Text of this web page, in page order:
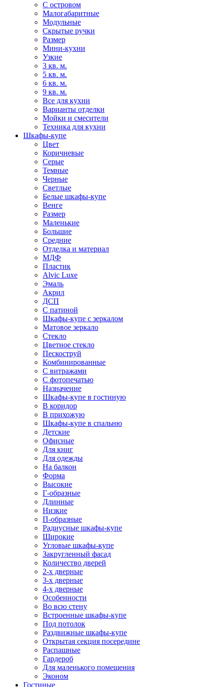
С островом
Малогабаритные
Модульные
Скрытые ручки
Размер
Мини-кухни
Узкие
3 кв. м.
5 кв. м.
6 кв. м.
9 кв. м.
Все для кухни
Варианты отделки
Мойки и смесители
Техника для кухни
Шкафы-купе
Цвет
Коричневые
Серые
Темные
Черные
Светлые
Белые шкафы-купе
Венге
Размер
Маленькие
Большие
Средние
Отделка и материал
МДФ
Пластик
Alvic Luxe
Эмаль
Акрил
ДСП
С патиной
Шкафы-купе с зеркалом
Матовое зеркало
Стекло
Цветное стекло
Пескоструй
Комбинированные
С витражами
С фотопечатью
Назначение
Шкафы-купе в гостиную
В коридор
В прихожую
Шкафы-купе в спальню
Детские
Офисные
Для книг
Для одежды
На балкон
Форма
Высокие
Г-образные
Длинные
Низкие
П-образные
Радиусные шкафы-купе
Широкие
Угловые шкафы-купе
Закругленный фасад
Количество дверей
2-х дверные
3-х дверные
4-х дверные
Особенности
Во всю стену
Встроенные шкафы-купе
Под потолок
Раздвижные шкафы-купе
Открытая секция посередине
Распашные
Гардероб
Для маленького помещения
Эконом
Гостиные